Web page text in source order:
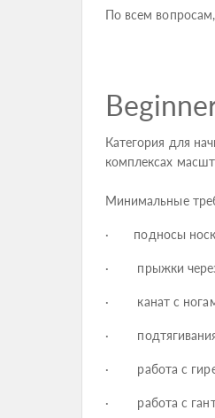
По всем
Категория для
комплексах
Минимальные
· подносы
· прыжки через
· канат с
·
· работа с
· работа с